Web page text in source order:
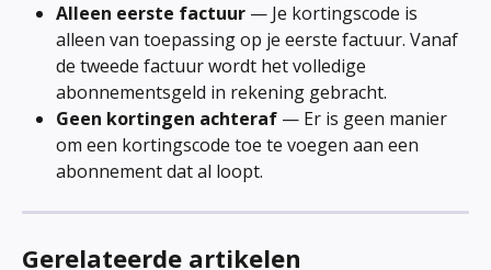
Alleen eerste factuur — Je kortingscode is
alleen van toepassing op je eerste factuur. Vanaf
de tweede factuur wordt het volledige
abonnementsgeld in rekening gebracht.
Geen kortingen achteraf — Er is geen manier
om een kortingscode toe te voegen aan een
abonnement dat al loopt.
Gerelateerde artikelen